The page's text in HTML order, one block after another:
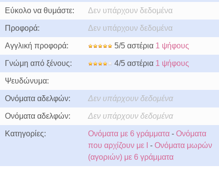
Εύκολο να θυμάστε: Δεν υπάρχουν δεδομένα
Προφορά: Δεν υπάρχουν δεδομένα
Αγγλική προφορά: 5/5 αστέρια 1 ψήφους
Γνώμη από ξένους: 4/5 αστέρια 1 ψήφους
Ψευδώνυμα:
Ονόματα αδελφών: Δεν υπάρχουν δεδομένα
Ονόματα αδελφών: Δεν υπάρχουν δεδομένα
Κατηγορίες: Ονόματα με 6 γράμματα - Ονόματα
που αρχίζουν με I
- Ονόματα μωρών
(αγοριών) με 6 γράμματα